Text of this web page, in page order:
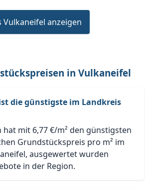
Vulkaneifel anzeigen
in Vulkaneifel
die günstigste im Landkreis
hat mit 6,77 €/m² den günstigsten
Grundstückspreis pro m² im
ausgewertet wurden
in der Region.